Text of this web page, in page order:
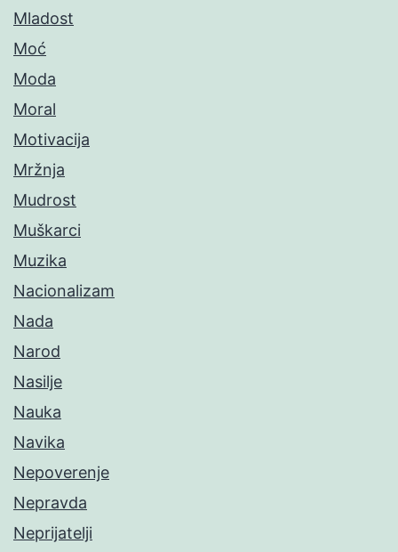
Mladost
Moć
Moda
Moral
Motivacija
Mržnja
Mudrost
Muškarci
Muzika
Nacionalizam
Nada
Narod
Nasilje
Nauka
Navika
Nepoverenje
Nepravda
Neprijatelji